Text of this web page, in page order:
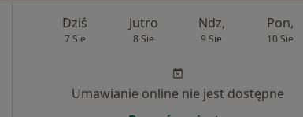
Dziś
7 Sie
Jutro
8 Sie
Ndz,
9 Sie
Pon,
10 Sie
Umawianie online nie jest dostępne